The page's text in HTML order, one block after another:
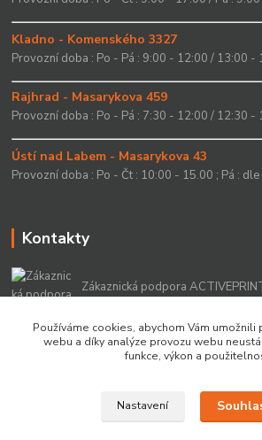
Kladno - Komenského 3327
Provozní doba : Po - Pá : 9:00 - 12:00 / 13:00 -
Rajhrad - Masarykova 459
Provozní doba : Po - Pá : 7:30 - 12:00 / 12:30 -
Ústí nad Labem - Masarykova 43
Provozní doba : Po - Čt : 10:00 - 15.00 ; Pá :
Kontakty
Zákaznická podpora
info@activeprint.cz
Používáme cookies, abychom Vám
webu a díky analýze provozu webu
funkce, výkon a
Nastavení